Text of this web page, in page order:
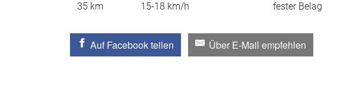
35 km 15-18 km/h fester Belag
Auf Facebook teilen Über E-Mail empfehlen